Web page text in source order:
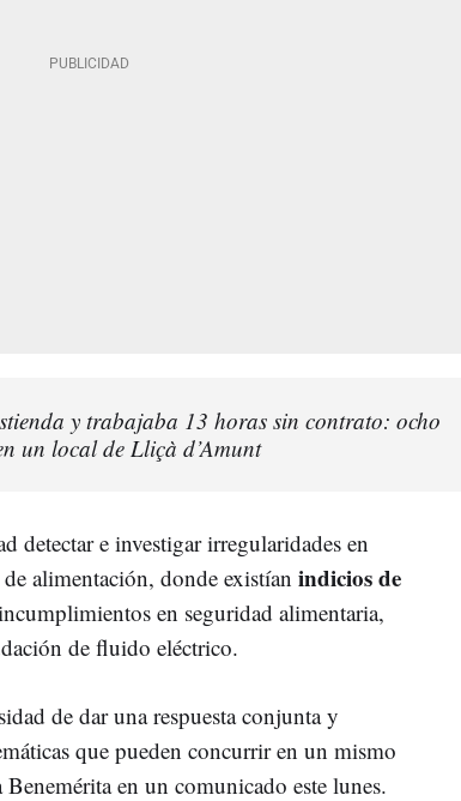
y trabajaba 13 horas sin contrato: ocho
un local de Lliçà d’Amunt
e investigar irregularidades en
alimentación, donde existían indicios de
en seguridad alimentaria,
de fluido eléctrico.
de dar una respuesta conjunta y
que pueden concurrir en un mismo
en un comunicado este lunes.